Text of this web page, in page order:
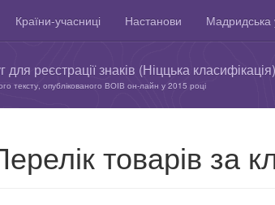
Країни-учасниці Настанови Мадридська
реєстрації знаків (Ніццька класифікація)
тексту, опублікованого ВОІВ он-лайн у 2015 році
товарів за